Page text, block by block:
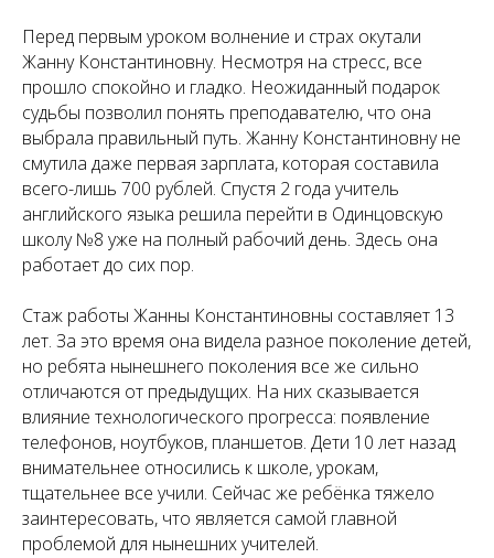
Перед первым уроком волнение и страх окутали
Жанну Константиновну. Несмотря на стресс, все
прошло спокойно и гладко. Неожиданный подарок
судьбы позволил понять преподавателю, что она
выбрала правильный путь. Жанну Константиновну не
смутила даже первая зарплата, которая составила
всего-лишь 700 рублей. Спустя 2 года учитель
английского языка решила перейти в Одинцовскую
школу №8 уже на полный рабочий день. Здесь она
работает до сих пор.
Стаж работы Жанны Константиновны составляет 13
лет. За это время она видела разное поколение детей,
но ребята нынешнего поколения все же сильно
отличаются от предыдущих. На них сказывается
влияние технологического прогресса: появление
телефонов, ноутбуков, планшетов. Дети 10 лет назад
внимательнее относились к школе, урокам,
тщательнее все учили. Сейчас же ребёнка тяжело
заинтересовать, что является самой главной
проблемой для нынешних учителей.